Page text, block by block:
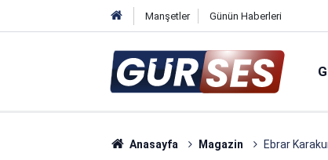
Manşetler Günün Haberleri
Anasayfa Magazin Ebrar